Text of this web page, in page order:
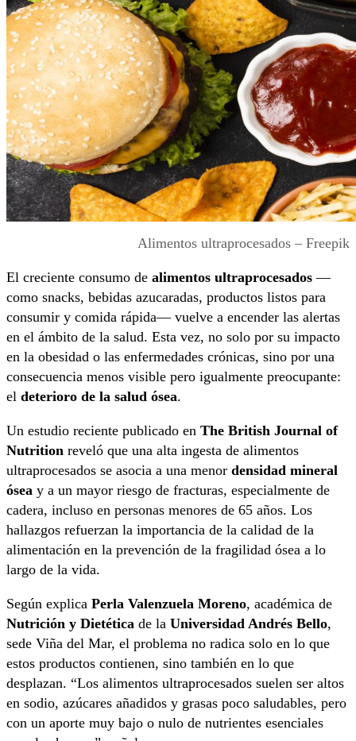
Alimentos ultraprocesados – Freepik
El creciente consumo de alimentos ultraprocesados —
como snacks, bebidas azucaradas, productos listos para
consumir y comida rápida— vuelve a encender las alertas
en el ámbito de la salud. Esta vez, no solo por su impacto
en la obesidad o las enfermedades crónicas, sino por una
consecuencia menos visible pero igualmente preocupante:
el deterioro de la salud ósea.
Un estudio reciente publicado en The British Journal of
Nutrition reveló que una alta ingesta de alimentos
ultraprocesados se asocia a una menor densidad mineral
ósea y a un mayor riesgo de fracturas, especialmente de
cadera, incluso en personas menores de 65 años. Los
hallazgos refuerzan la importancia de la calidad de la
alimentación en la prevención de la fragilidad ósea a lo
largo de la vida.
Según explica Perla Valenzuela Moreno, académica de
Nutrición y Dietética de la Universidad Andrés Bello,
sede Viña del Mar, el problema no radica solo en lo que
estos productos contienen, sino también en lo que
desplazan. “Los alimentos ultraprocesados suelen ser altos
en sodio, azúcares añadidos y grasas poco saludables, pero
con un aporte muy bajo o nulo de nutrientes esenciales